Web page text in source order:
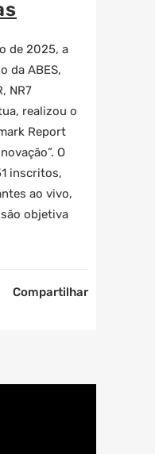
de 2025, a
da ABES,
NR7
realizou o
Report
O
inscritos,
ao vivo,
objetiva
Compartilhar